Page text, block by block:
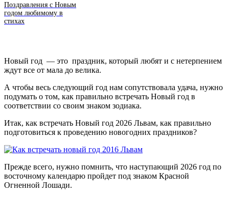
Поздравления с Новым
годом любимому в
стихах
Новый год — это праздник, который любят и с нетерпением
ждут все от мала до велика.
А чтобы весь следующий год нам сопутствовала удача, нужно
подумать о том, как правильно встречать Новый год в
соответствии со своим знаком зодиака.
Итак, как встречать Новый год 2026 Львам, как правильно
подготовиться к проведению новогодних праздников?
Прежде всего, нужно помнить, что наступающий 2026 год по
восточному календарю пройдет под знаком Красной
Огненной Лошади.